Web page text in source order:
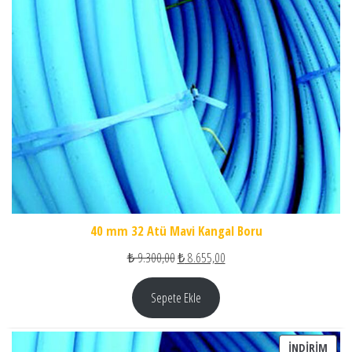
40 mm 32 Atü Mavi Kangal Boru
₺9.300,00Orijinal fiyat: ₺ 9.300,00.
₺8.655,00Şu andaki fiyat: ₺ 8.655,00.
Sepete Ekle
İNDIRIM